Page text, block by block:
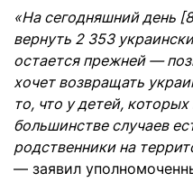
«На сегодняшний день
вернуть 2 353
остается прежней —
хочет возвращать
то, что у детей,
большинстве случаев
родственники на
— заявил